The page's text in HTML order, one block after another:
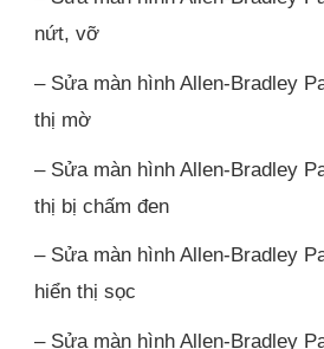
nứt, vỡ
– Sửa màn hình Allen-Bradley
thị mờ
– Sửa màn hình Allen-Bradley
thị bị chấm đen
– Sửa màn hình Allen-Bradley
hiển thị sọc
– Sửa màn hình Allen-Bradley